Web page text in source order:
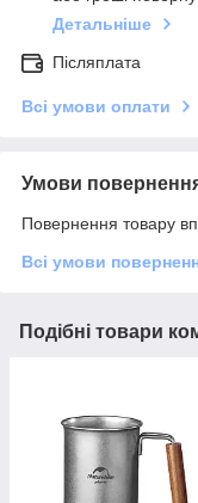
Детальніше
Післяплата
Всі умови оплати
Умови
Повернення товару
Всі умови
Подібні товари